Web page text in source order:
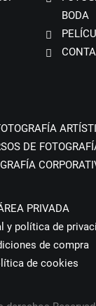
BODA
DE
PRIVADA
y política de
de compra
de cookies